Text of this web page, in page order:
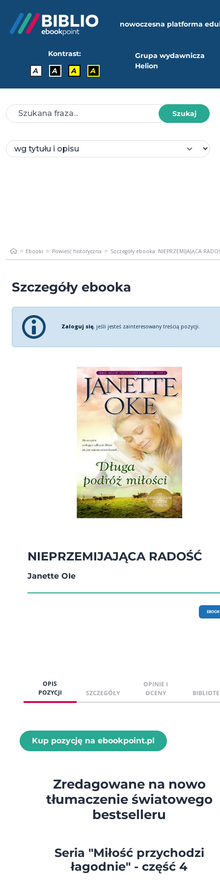
nowoczesna platforma
Kontrast:
A
A A A
Grupa wydawnicza
Helion
Szukaj
Ebooki Powieść historyczna Szczegóły ebooka: NIEPRZEMIJAJĄCA
Szczegóły ebooka
Zaloguj się, jeśli jesteś zainteresowany treścią pozycji.
NIEPRZEMIJAJĄCA RADOŚĆ
Janette OIe
EBOOK
OPIS
POZYCJI
SZCZEGÓŁY
OPINIE I
OCENY
Kup pozycję na ebookpoint.pl
Zredagowane na nowo
tłumaczenie światowego
bestselleru
Seria "Miłość przychodzi
łagodnie" - część 4